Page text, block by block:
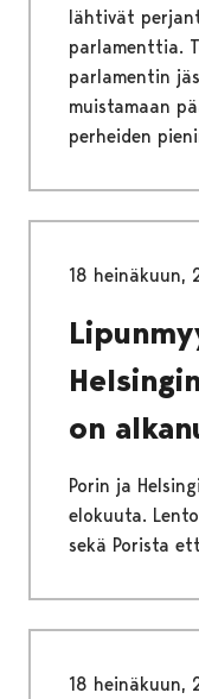
lähtivät
parlamenttia.
parlamentin
muistamaan
perheiden
18 heinäkuun,
on
Porin ja
elokuuta.
sekä Porista
18 heinäkuun,